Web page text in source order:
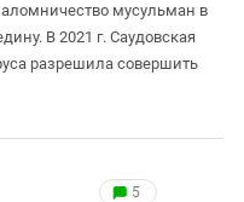
мусульман в
В 2021 г. Саудовская
разрешила совершить
5